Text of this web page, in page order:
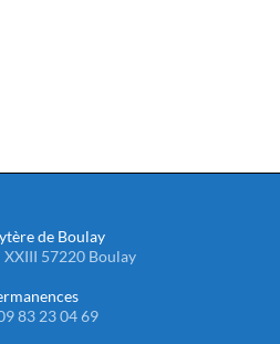
de Boulay
XXIII 57220 Boulay
83 23 04 69